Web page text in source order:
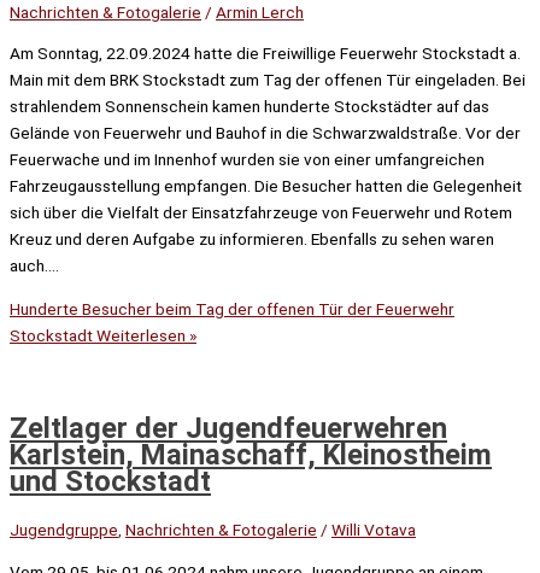
Nachrichten & Fotogalerie / Armin Lerch
Am Sonntag, 22.09.2024 hatte die Freiwillige Feuerwehr Stockstadt a.
Main mit dem BRK Stockstadt zum Tag der offenen Tür eingeladen. Bei
strahlendem Sonnenschein kamen hunderte Stockstädter auf das
Gelände von Feuerwehr und Bauhof in die Schwarzwaldstraße. Vor der
Feuerwache und im Innenhof wurden sie von einer umfangreichen
Fahrzeugausstellung empfangen. Die Besucher hatten die Gelegenheit
sich über die Vielfalt der Einsatzfahrzeuge von Feuerwehr und Rotem
Kreuz und deren Aufgabe zu informieren. Ebenfalls zu sehen waren
auch….
Hunderte Besucher beim Tag der offenen Tür der Feuerwehr
StockstadtWeiterlesen »
Zeltlager der Jugendfeuerwehren
Karlstein, Mainaschaff, Kleinostheim
und Stockstadt
Jugendgruppe Nachrichten & Fotogalerie / Willi Votava